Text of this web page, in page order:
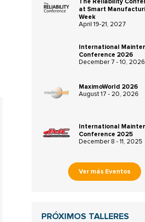
at Smart
Week
April 19-21, 2027
International
Conference 2026
December 7 - 10, 2026
MaximoWorld 2026
August 17 - 20, 2026
International
Conference 2025
December 8 - 11, 2025
Ver más Eventos
PRÓXIMOS TALLERES